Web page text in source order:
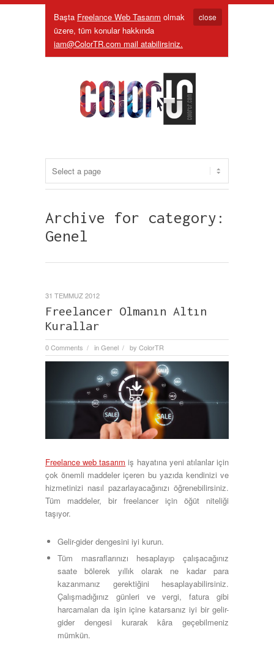
Başta Freelance Web Tasarım olmak
üzere, tüm konular hakkında
iam@ColorTR.com mail atabilirsiniz.
close
Archive for category:
Genel
Freelancer Olmanın Altın
Kurallar
0 Comments / inGenel / by ColorTR
31 TEMMUZ 2012
Freelance web tasarım iş hayatına yeni atılanlar için
çok önemli maddeler içeren bu yazıda kendinizi ve
hizmetinizi nasıl pazarlayacağınızı öğrenebilirsiniz.
Tüm maddeler, bir freelancer için öğüt niteliği
taşıyor.
Gelir-gider dengesini iyi kurun.
Tüm masraflarınızı hesaplayıp çalışacağınız
saate bölerek yıllık olarak ne kadar para
kazanmanız gerektiğini hesaplayabilirsiniz.
Çalışmadığınız günleri ve vergi, fatura gibi
harcamaları da işin içine katarsanız iyi bir gelir-
gider dengesi kurarak kâra geçebilmeniz
mümkün.